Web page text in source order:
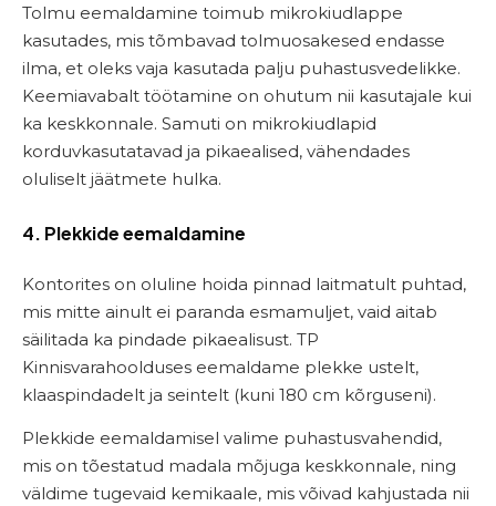
Tolmu eemaldamine toimub mikrokiudlappe
kasutades, mis tõmbavad tolmuosakesed endasse
ilma, et oleks vaja kasutada palju puhastusvedelikke.
Keemiavabalt töötamine on ohutum nii kasutajale kui
ka keskkonnale. Samuti on mikrokiudlapid
korduvkasutatavad ja pikaealised, vähendades
oluliselt jäätmete hulka.
4. Plekkide eemaldamine
Kontorites on oluline hoida pinnad laitmatult puhtad,
mis mitte ainult ei paranda esmamuljet, vaid aitab
säilitada ka pindade pikaealisust. TP
Kinnisvarahoolduses eemaldame plekke ustelt,
klaaspindadelt ja seintelt (kuni 180 cm kõrguseni).
Plekkide eemaldamisel valime puhastusvahendid,
mis on tõestatud madala mõjuga keskkonnale, ning
väldime tugevaid kemikaale, mis võivad kahjustada nii